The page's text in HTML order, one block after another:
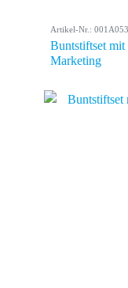
Artikel-Nr.: 001A053
Buntstiftset
Marketing